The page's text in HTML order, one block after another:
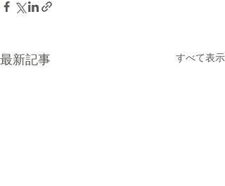
最新記事 すべて表示